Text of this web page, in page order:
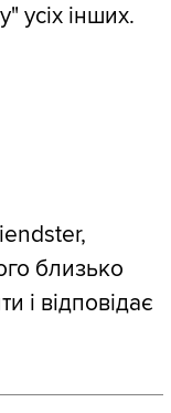
усіх інших.
близько
і відповідає